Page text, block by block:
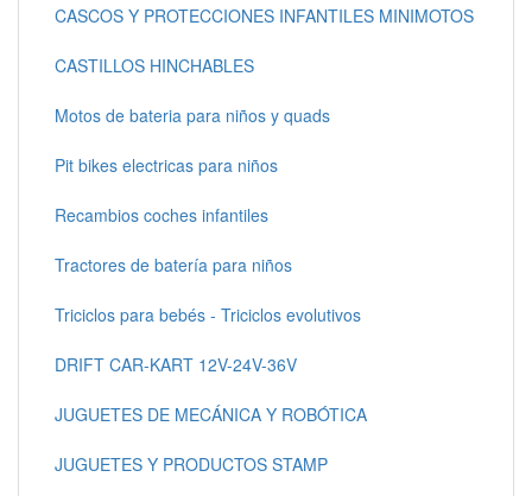
CASCOS Y PROTECCIONES INFANTILES MINIMOTOS
CASTILLOS HINCHABLES
Motos de bateria para niños y quads
Pit bikes electricas para niños
Recambios coches infantiles
Tractores de batería para niños
Triciclos para bebés - Triciclos evolutivos
DRIFT CAR-KART 12V-24V-36V
JUGUETES DE MECÁNICA Y ROBÓTICA
JUGUETES Y PRODUCTOS STAMP